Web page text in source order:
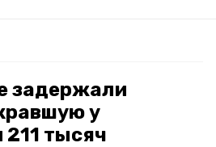
задержали
у
211 тысяч